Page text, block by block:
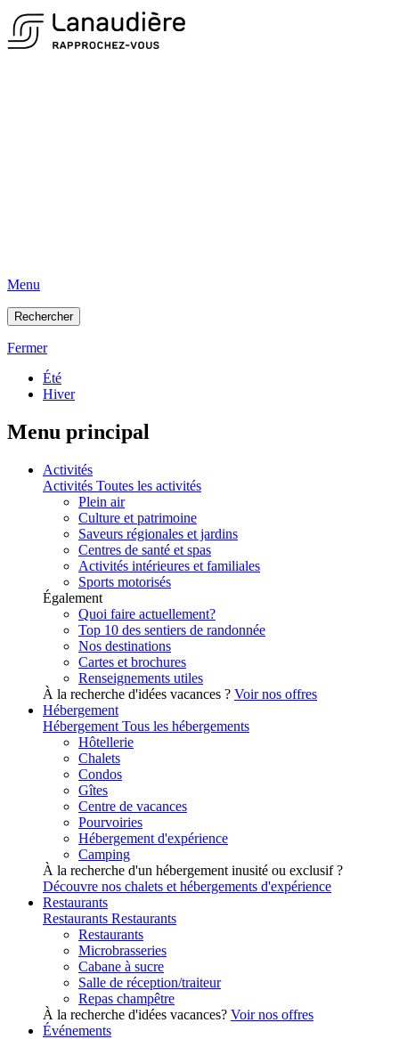
Menu
Rechercher
Fermer
Été
Hiver
Menu principal
Activités
Activités Toutes les activités
Plein air
Culture et patrimoine
Saveurs régionales et jardins
Centres de santé et spas
Activités intérieures et familiales
Sports motorisés
Également
Quoi faire actuellement?
Top 10 des sentiers de randonnée
Nos destinations
Cartes et brochures
Renseignements utiles
À la recherche d'idées vacances ? Voir nos offres
Hébergement
Hébergement Tous les hébergements
Hôtellerie
Chalets
Condos
Gîtes
Centre de vacances
Pourvoiries
Hébergement d'expérience
Camping
À la recherche d'un hébergement inusité ou exclusif ?
Découvre nos chalets et hébergements d'expérience
Restaurants
Restaurants Restaurants
Restaurants
Microbrasseries
Cabane à sucre
Salle de réception/traiteur
Repas champêtre
À la recherche d'idées vacances? Voir nos offres
Événements